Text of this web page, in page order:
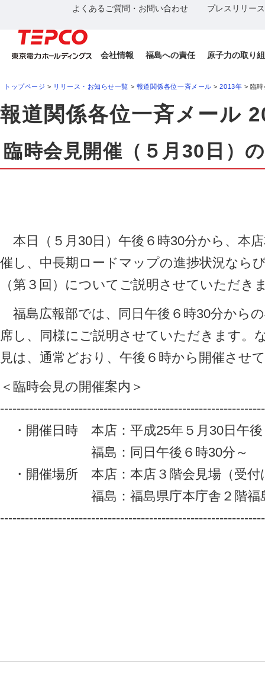
よくあるご質問・お問い合わせ プレスリリー
会社情報 福島への責任 原子力の取り
トップページ > リリース・お知らせ一覧 > 報道関係各位一斉メール >2013年 > 臨
報道関係各位一斉メール
臨時会見開催（５月30日）
本日（５月30日）午後６時30分から、本
催し、中長期ロードマップの進捗状況なら
（第３回）についてご説明させていただき
福島広報部では、同日午後６時30分から
席し、同様にご説明させていただきます。
見は、通常どおり、午後６時から開催させ
＜臨時会見の開催案内＞
・開催日時 本店：平成25年５月30日午後
福島：同日午後６時30分～
・開催場所 本店：本店３階会見場（受付
福島：福島県庁本庁舎２階福島県